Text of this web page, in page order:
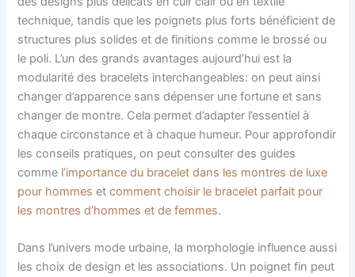
technique, tandis que les poignets plus forts bénéficient de
structures plus solides et de finitions comme le brossé ou
le poli. L’un des grands avantages aujourd’hui est la
modularité des bracelets interchangeables: on peut ainsi
changer d’apparence sans dépenser une fortune et sans
changer de montre. Cela permet d’adapter l’essentiel à
chaque circonstance et à chaque humeur. Pour approfondir
les conseils pratiques, on peut consulter des guides
comme l’importance du bracelet dans les montres de luxe
pour hommes etcomment choisir le bracelet parfait pour
les montres d’hommes et de femmes.
Dans l’univers mode urbaine, la morphologie influence aussi
les choix de design et les associations. Un poignet fin peut